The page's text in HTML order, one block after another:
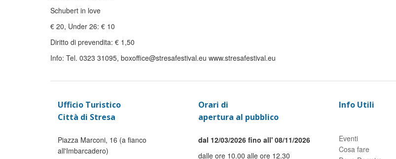
Schubert in love
€ 20, Under 26: € 10
Diritto di prevendita: € 1,50
Info: Tel. 0323 31095, boxoffice@stresafestival.eu www.stresafestival.eu
Ufficio Turistico
Città di Stresa
Piazza Marconi, 16 (a fianco
all'Imbarcadero)
Orari di
apertura al pubblico
dal 12/03/2026 fino all' 08/11/2026
dalle ore 10.00 alle ore 12.30
Info Utili
Eventi
Cosa fare